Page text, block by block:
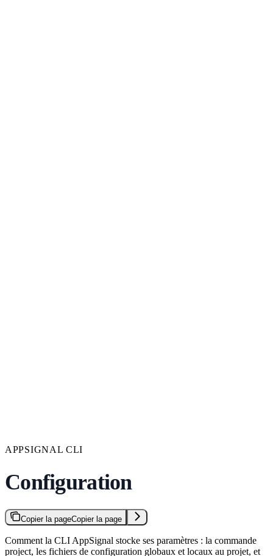
APPSIGNAL CLI
Configuration
Copier la pageCopier la page
Comment la CLI AppSignal stocke ses paramètres : la commande
project, les fichiers de configuration globaux et locaux au projet, et